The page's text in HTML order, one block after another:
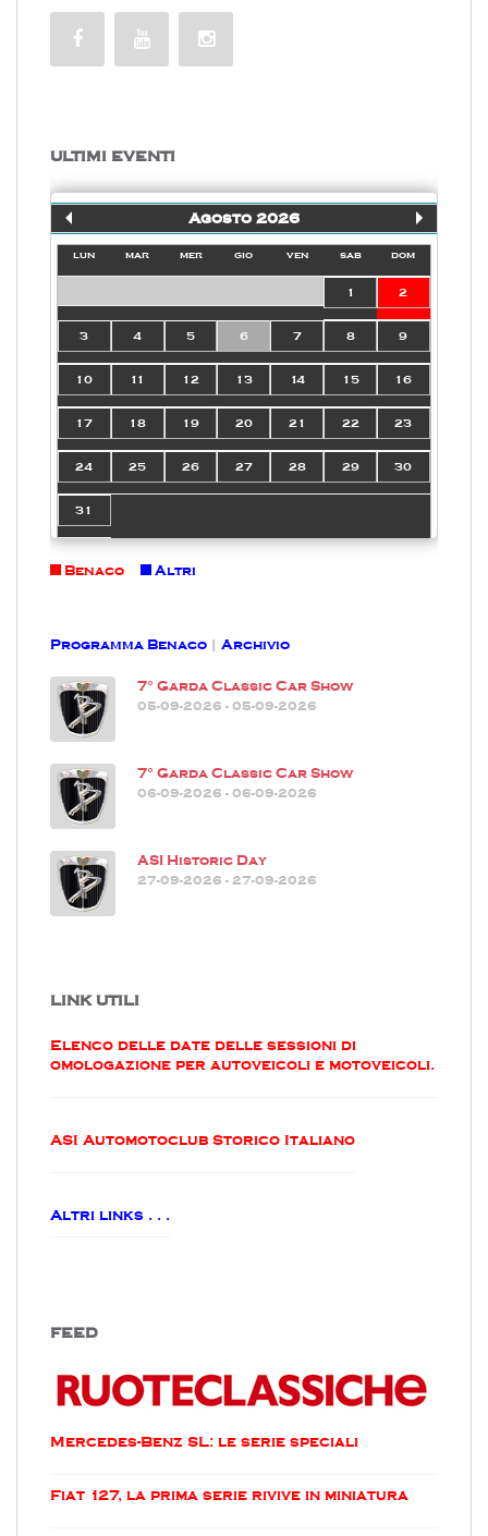
ULTIMI EVENTI
Agosto 2026
lun mar mer gio ven sab dom
1 2
3 4 5 6 7 8 9
10 11 12 13 14 15 16
17 18 19 20 21 22 23
24 25 26 27 28 29 30
31
Benaco Altri
Programma Benaco | Archivio
7° Garda Classic Car Show
05-09-2026 - 05-09-2026
7° Garda Classic Car Show
06-09-2026 - 06-09-2026
ASI Historic Day
27-09-2026 - 27-09-2026
LINK UTILI
Elenco delle date delle sessioni di
omologazione per autoveicoli e motoveicoli.
ASI Automotoclub Storico Italiano
Altri links . . .
FEED
Mercedes-Benz SL: le serie speciali
Fiat 127, la prima serie rivive in miniatura